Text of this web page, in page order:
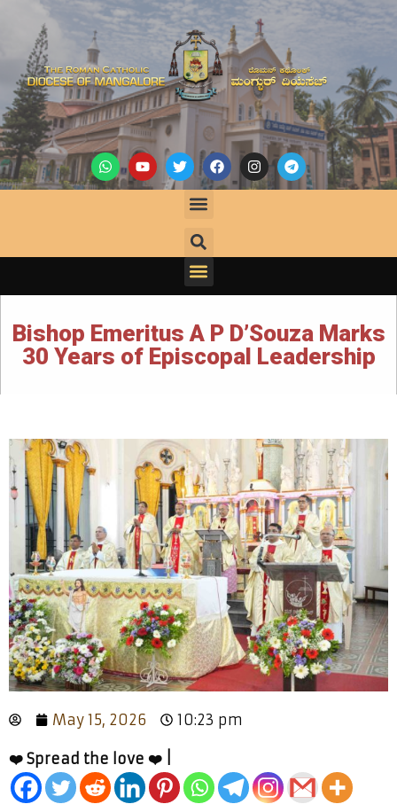
Bishop Emeritus A P D’Souza Marks
30 Years of Episcopal Leadership
May 15, 2026 10:23 pm
❤️ Spread the love ❤️ |